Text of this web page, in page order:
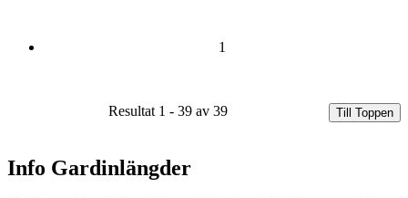
1
Resultat 1 - 39 av 39 Till Toppen
Info Gardinlängder